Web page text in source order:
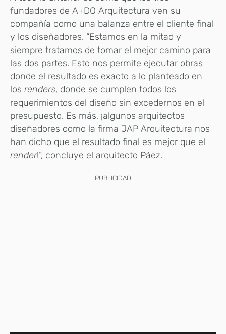
fundadores de A+DO Arquitectura ven su
compañía como una balanza entre el cliente final
y los diseñadores. “Estamos en la mitad y
siempre tratamos de tomar el mejor camino para
las dos partes. Esto nos permite ejecutar obras
donde el resultado es exacto a lo planteado en
los renders, donde se cumplen todos los
requerimientos del diseño sin excedernos en el
presupuesto. Es más, ¡algunos arquitectos
diseñadores como la firma JAP Arquitectura nos
han dicho que el resultado final es mejor que el
render!”, concluye el arquitecto Páez.
PUBLICIDAD